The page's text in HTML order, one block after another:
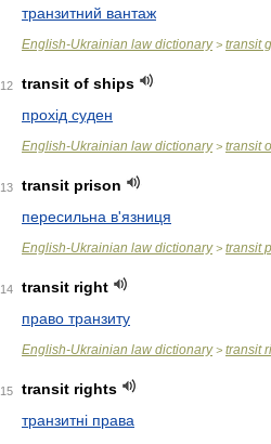
транзитний вантаж
English-Ukrainian law dictionary> transit
12
transit of ships
прохід суден
English-Ukrainian law dictionary> transit
13
transit prison
пересильна в'язниця
English-Ukrainian law dictionary> transit
14
transit right
право транзиту
English-Ukrainian law dictionary> transit
15
transit rights
транзитні права